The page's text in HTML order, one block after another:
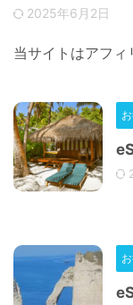
2025年6月2日
当サイトはアフィ